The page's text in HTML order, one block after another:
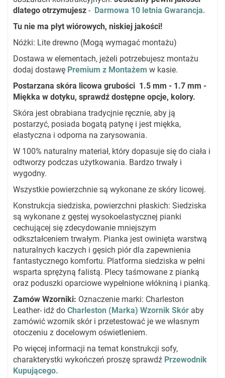
dlatego otrzymujesz - Darmowa 10 letnia Gwarancja.
Tu nie ma płyt wiórowych, niskiej jakości!
Nóżki: Lite drewno (Mogą wymagać montażu)
Dostawa w elementach, jeżeli potrzebujesz montażu
dodaj dostawę Premium z Montażem w kasie.
Postarzana skóra licowa grubości 1.5 mm - 1.7 mm -
Miękka w dotyku, sprawdź dostępne opcje, kolory.
Skóra jest obrabiana tradycjnie ręcznie, aby ją
postarzyć, posiada bogatą patynę i jest miękka,
elastyczna i odporna na zarysowania.
W 100% naturalny materiał, który dopasuje się do ciała i
odtworzy podczas użytkowania. Bardzo trwały i
wygodny.
Wszystkie powierzchnie są wykonane ze skóry licowej.
Konstrukcja siedziska, powierzchni płaskich: Siedziska
są wykonane z gęstej wysokoelastycznej pianki
cechującej się zdecydowanie mniejszym
odkształceniem trwałym. Pianka jest owinięta warstwą
naturalnych kaczych i gęsich piór dla zapewnienia
fantastycznego komfortu. Platforma siedziska w pełni
wsparta sprężyną falistą. Plecy taśmowane z pianką
oraz poduszki oparciowe wypełnione włókniną i pianką.
Zamów Wzorniki: Oznaczenie marki: Charleston
Leather- idź do Charleston (Marka) Wzornik Skór aby
zamówić wzornik skór i przetestować je we własnym
otoczeniu z docelowym oświetleniem.
Po więcej informacji na temat konstrukcji sofy,
charakterystki wykończeń proszę sprawdź Przewodnik
Kupującego.